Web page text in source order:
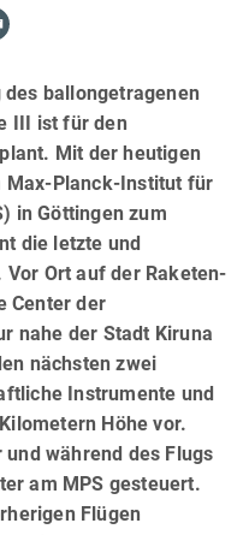
ballongetragenen
III ist für den
Mit der heutigen
Max-Planck-Institut für
in Göttingen zum
die letzte und
Ort auf der Raketen-
Center der
nahe der Stadt Kiruna
nächsten zwei
Instrumente und
Höhe vor.
während des Flugs
am MPS gesteuert.
Flügen